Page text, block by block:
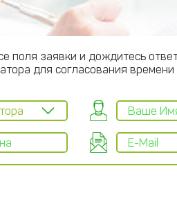
поля заявки и дождитесь
для согласования